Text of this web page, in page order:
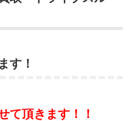
す！
て頂きます！！